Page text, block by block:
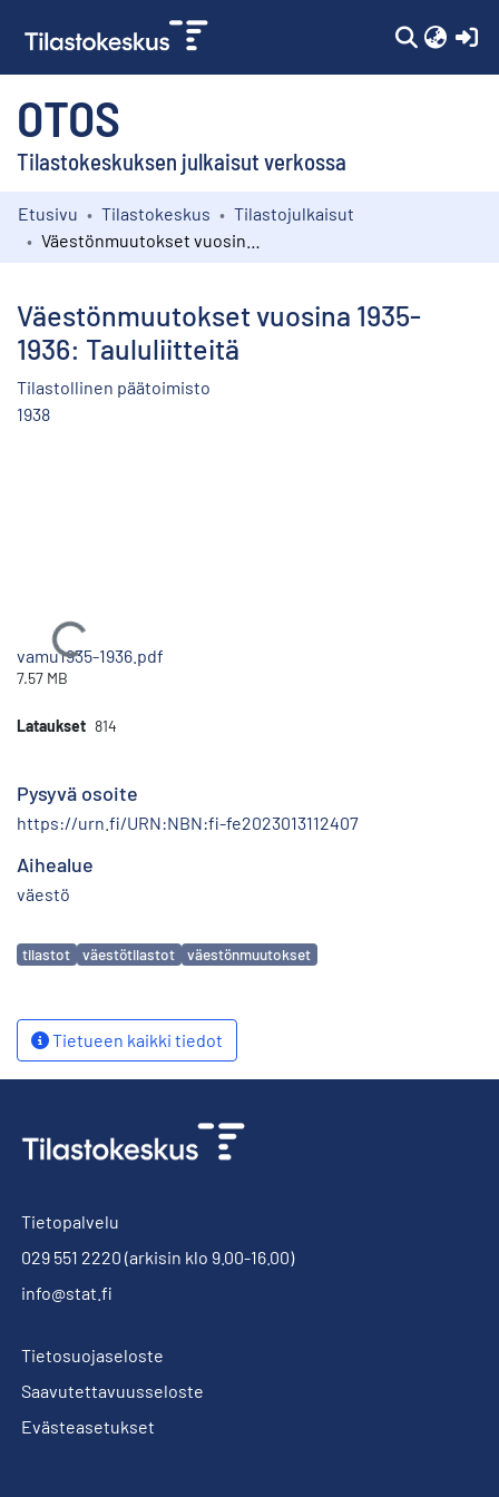
OTOS
Tilastokeskuksen julkaisut verkossa
Kokoelmat
Etusivu Tilastokeskus
Tilastojulkaisut
Väestönmuutokset vuosina 1935-
1936: Taululiitteitä
Tilastollinen päätoimisto
1938
Ladataan...
vamu1935-1936.pdf
7.57 MB
Lataukset 814
Pysyvä osoite
https://urn.fi/URN:NBN:fi-fe2023013112407
Aihealue
väestö
Avainsanat
tilastot väestötilastot väestönmuutokset
Tietueen kaikki tiedot
Tietopalvelu
029 551 2220 (arkisin klo 9.00-16.00)
info@stat.fi
Tietosuojaseloste
Saavutettavuusseloste
Evästeasetukset